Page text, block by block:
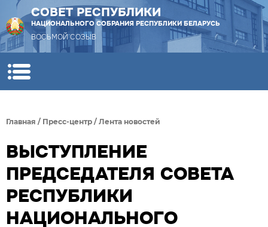
СОВЕТ РЕСПУБЛИКИ
НАЦИОНАЛЬНОГО СОБРАНИЯ РЕСПУБЛИКИ БЕЛАРУСЬ
ВОСЬМОЙ СОЗЫВ
Главная / Пресс-центр / Лента новостей
ВЫСТУПЛЕНИЕ
ПРЕДСЕДАТЕЛЯ СОВЕТА
РЕСПУБЛИКИ
НАЦИОНАЛЬНОГО